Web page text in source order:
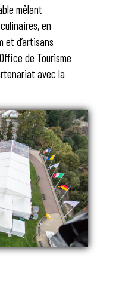
mêlant
en
et d’artisans
de Tourisme
avec la